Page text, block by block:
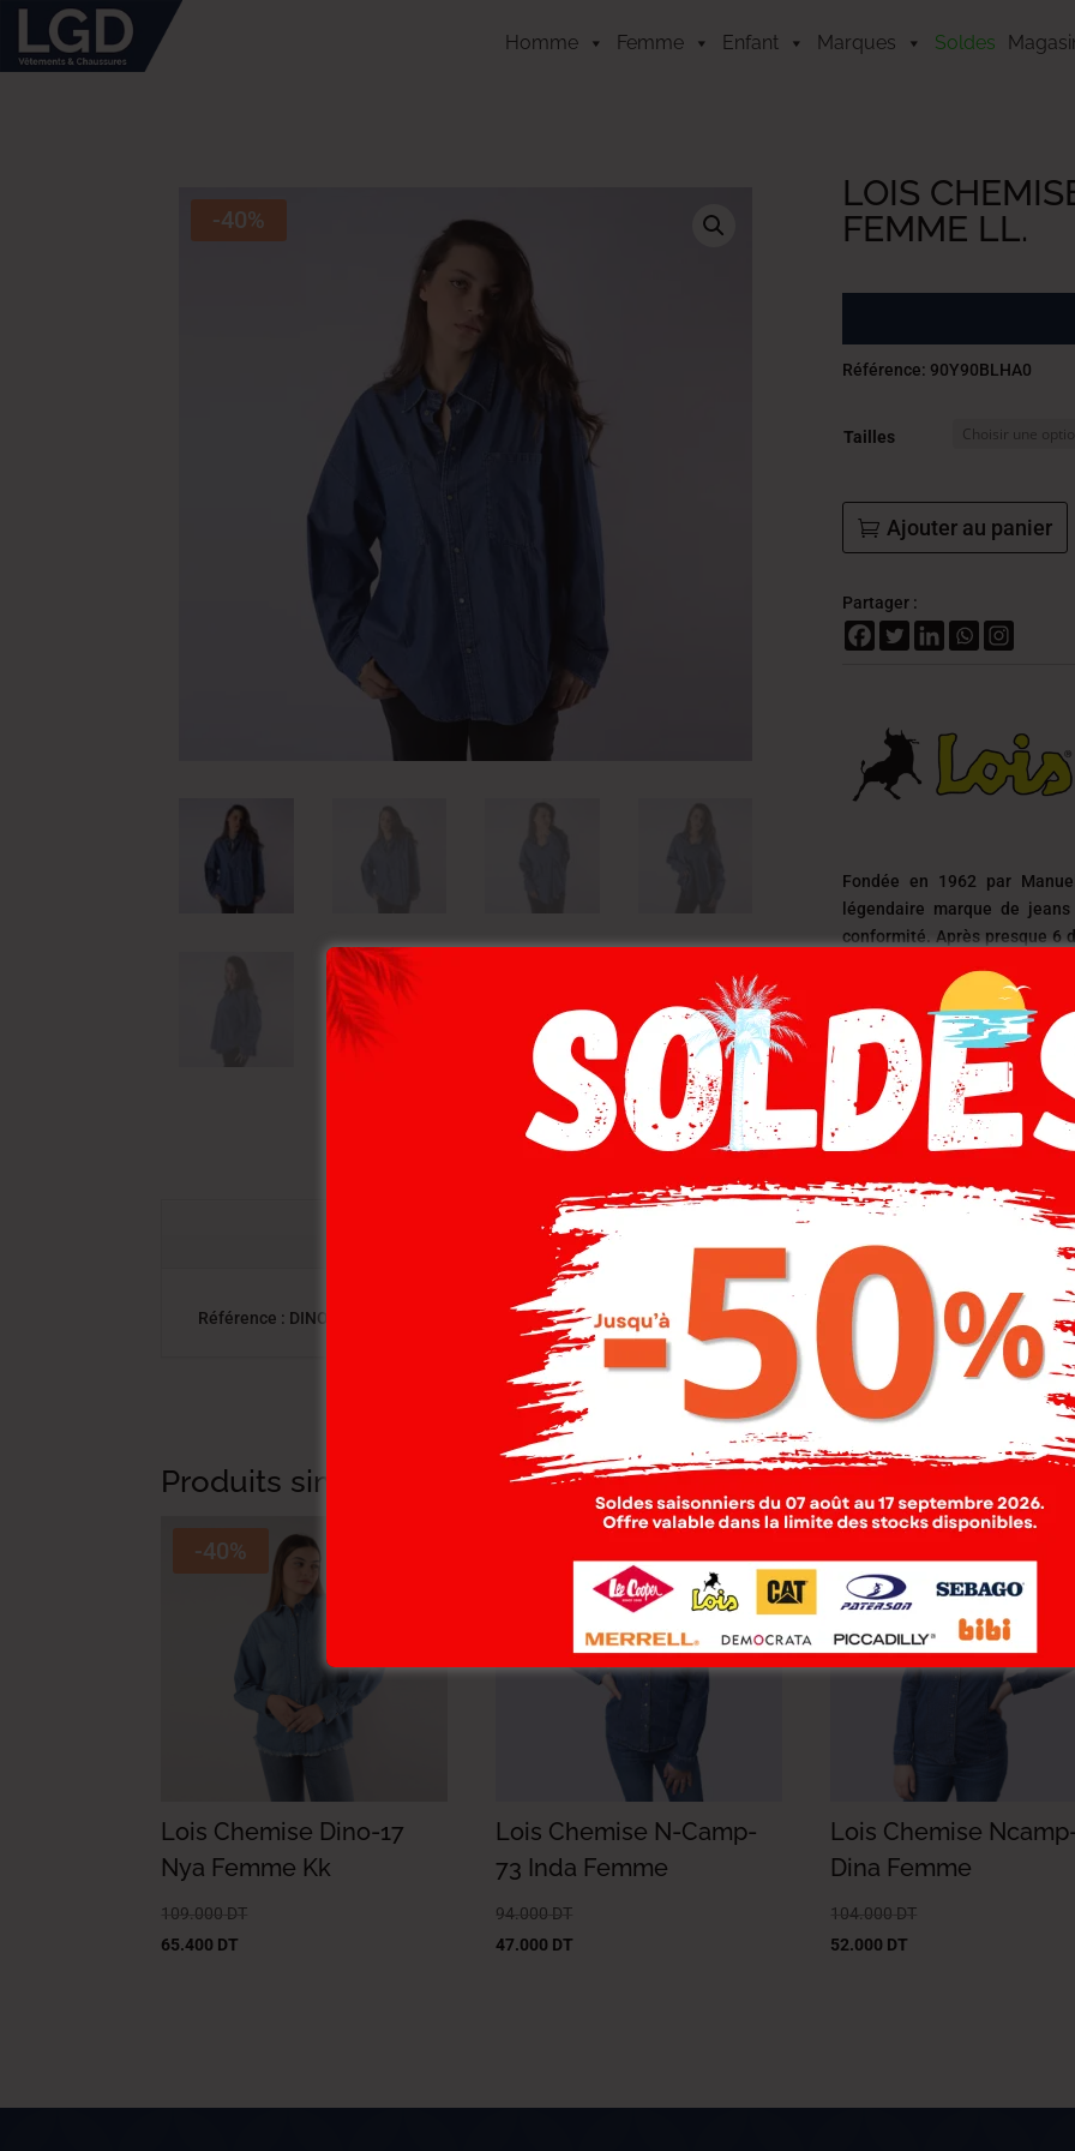
Homme Femme Enfant Marques Soldes
-40%
LOIS
FEMME LL.
Référence: 90Y90BLHA0
Tailles
Ajouter au panier
Partager :
Fondée en 1962 par
légendaire marque de
conformité. Après presque 6
Référence : DINO-90 TOTA FEM LL | Catégorie : Chemise Denim Ml Fem| DENIM BLEU
Produits similaires
-40%
Lois Chemise Dino-17
Nya Femme Kk
109.000 DT
65.400 DT
Lois Chemise N-Camp-
73 Inda Femme
94.000 DT
47.000 DT
Lois Chemise
Dina Femme
104.000 DT
52.000 DT